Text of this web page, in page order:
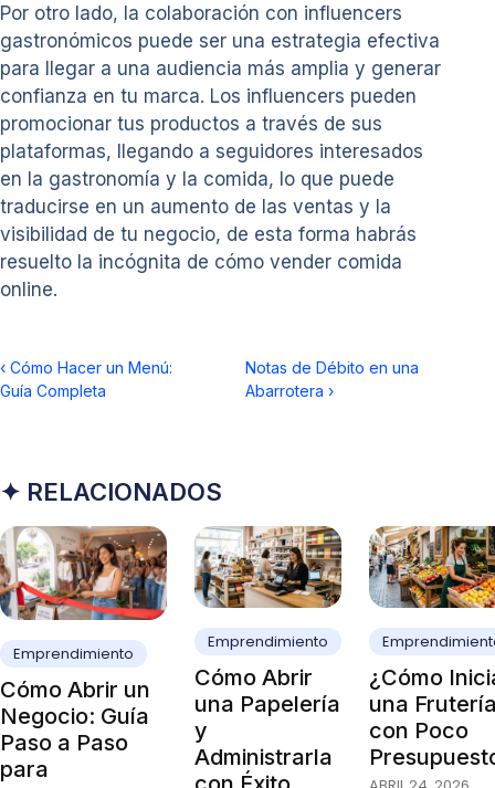
Por otro lado, la colaboración con influencers
gastronómicos puede ser una estrategia efectiva
para llegar a una audiencia más amplia y generar
confianza en tu marca. Los influencers pueden
promocionar tus productos a través de sus
plataformas, llegando a seguidores interesados
en la gastronomía y la comida, lo que puede
traducirse en un aumento de las ventas y la
visibilidad de tu negocio, de esta forma habrás
resuelto la incógnita de cómo vender comida
online.
‹ Cómo Hacer un Menú:
Guía Completa
Notas de Débito en una
Abarrotera ›
✦ RELACIONADOS
Emprendimiento
Cómo Abrir un
Negocio: Guía
Paso a Paso
para
Emprendimiento
Cómo Abrir
una Papelería
y
Administrarla
¿Cómo
una
con Poco